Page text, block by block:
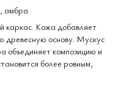
амбра
каркас. Кожа добавляет
древесную основу. Мускус
объединяет композицию и
более ровным,